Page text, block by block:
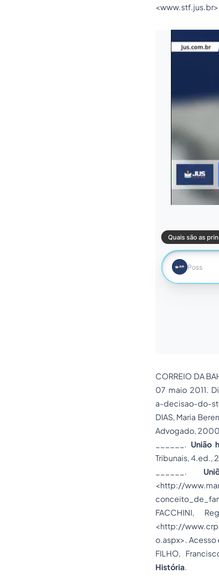
CORREIO DA
07 maio 2011.
a-decisao-do-
DIAS, Maria
Advogado,
______. União
Tribunais, 4.ed.,
______.
<http://
FACCHINI,
<http://
o.aspx>. Acesso
FILHO,
História.